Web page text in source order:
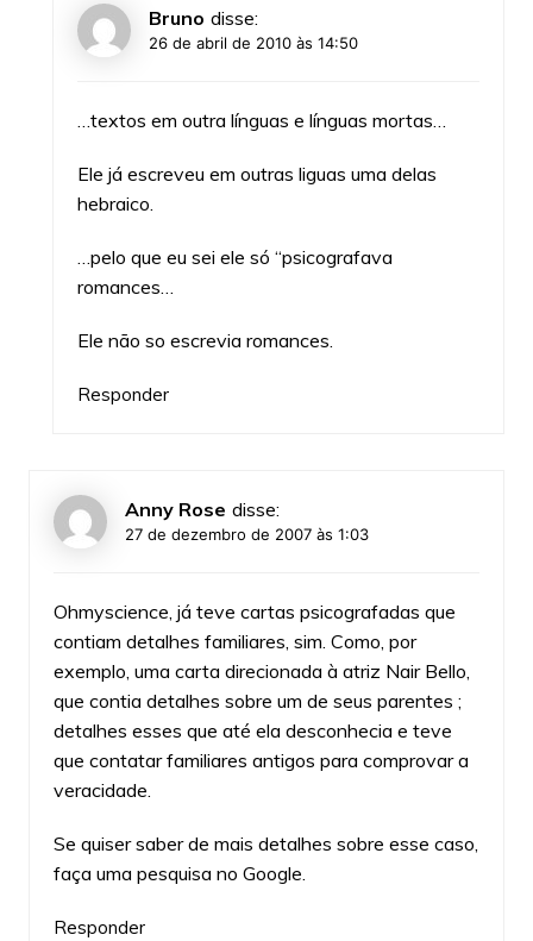
Bruno disse:
26 de abril de 2010 às 14:50
…textos em outra línguas e línguas mortas…
Ele já escreveu em outras liguas uma delas
hebraico.
…pelo que eu sei ele só “psicografava
romances…
Ele não so escrevia romances.
Responder
Anny Rose disse:
27 de dezembro de 2007 às 1:03
Ohmyscience, já teve cartas psicografadas que
contiam detalhes familiares, sim. Como, por
exemplo, uma carta direcionada à atriz Nair Bello,
que contia detalhes sobre um de seus parentes ;
detalhes esses que até ela desconhecia e teve
que contatar familiares antigos para comprovar a
veracidade.
Se quiser saber de mais detalhes sobre esse caso,
faça uma pesquisa no Google.
Responder